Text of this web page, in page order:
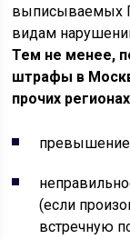
выписываемых
видам
Тем не менее,
штрафы в
прочих
превышение
(если
встречную